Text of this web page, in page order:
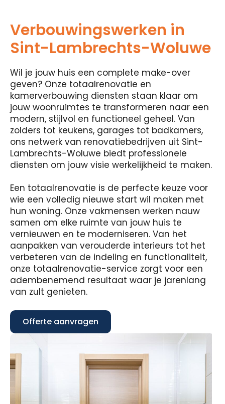
Verbouwingswerken in
Sint-Lambrechts-Woluwe
Wil je jouw huis een complete make-over
geven? Onze totaalrenovatie en
kamerverbouwing diensten staan ​​klaar om
jouw woonruimtes te transformeren naar een
modern, stijlvol en functioneel geheel. Van
zolders tot keukens, garages tot badkamers,
ons netwerk van renovatiebedrijven uit Sint-
Lambrechts-Woluwe biedt professionele
diensten om jouw visie werkelijkheid te maken.
Een totaalrenovatie is de perfecte keuze voor
wie een volledig nieuwe start wil maken met
hun woning. Onze vakmensen werken nauw
samen om elke ruimte van jouw huis te
vernieuwen en te moderniseren. Van het
aanpakken van verouderde interieurs tot het
verbeteren van de indeling en functionaliteit,
onze totaalrenovatie-service zorgt voor een
adembenemend resultaat waar je jarenlang
van zult genieten.
Offerte aanvragen